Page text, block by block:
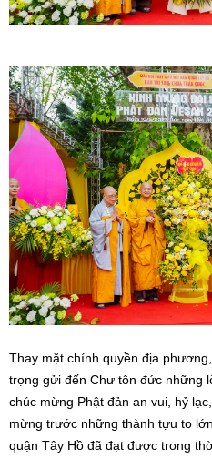
Thay mặt chính quyền địa
trọng gửi đến Chư tôn đức những
chúc mừng Phật đản an vui, hỷ
mừng trước những thành tựu to
quận Tây Hồ đã đạt được trong